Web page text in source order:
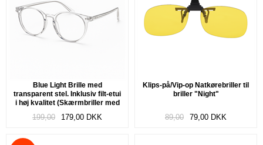
Blue Light Brille med
transparent stel. Inklusiv filt-etui
i høj kvalitet (Skærmbriller med
199,00 179,00 DKK
Klips-på/Vip-op Natkørebriller til
briller "Night"
89,00 79,00 DKK